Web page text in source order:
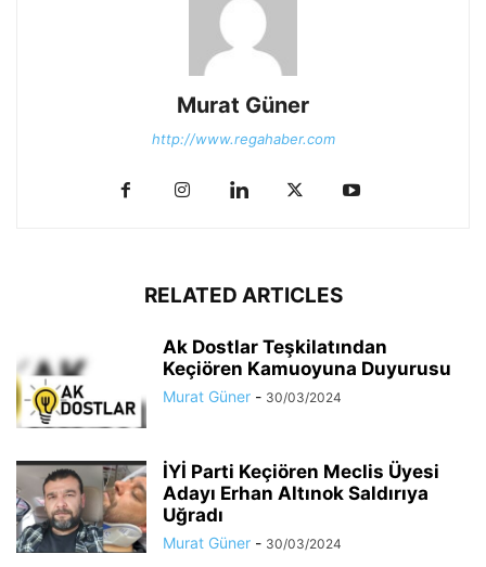
Murat Güner
http://www.regahaber.com
RELATED ARTICLES
Ak Dostlar Teşkilatından
Keçiören Kamuoyuna Duyurusu
Murat Güner - 30/03/2024
İYİ Parti Keçiören Meclis Üyesi
Adayı Erhan Altınok Saldırıya
Uğradı
Murat Güner - 30/03/2024